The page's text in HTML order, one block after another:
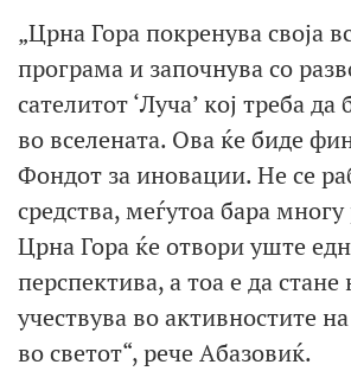
„Црна Гора покренува своја
програма и започнува со
сателитот ‘Луча’ кој треба
во вселената. Ова ќе биде
Фондот за иновации. Не се
средства, меѓутоа бара
Црна Гора ќе отвори уште
перспектива, а тоа е да стане
учествува во активностите
во светот“, рече Абазовиќ.